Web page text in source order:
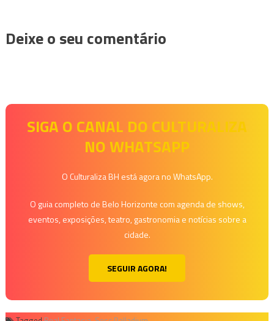
Deixe o seu comentário
SIGA O CANAL DO CULTURALIZA
NO WHATSAPP
O Culturaliza BH está agora no WhatsApp.
O guia completo de Belo Horizonte com agenda de shows,
eventos, exposições, teatro, gastronomia e notícias sobre a
cidade.
SEGUIR AGORA!